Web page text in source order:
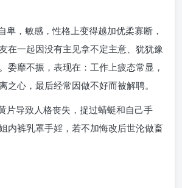
卑，敏感，性格上变得越加优柔寡断，
在一起因没有主见拿不定主意、犹犹豫
委靡不振，表现在：工作上疲态常显，
之心，最后经常因做不好而被解聘。
片导致人格丧失，捉过蜻蜓和自己手
内裤乳罩手婬，若不加悔改后世沦做畜